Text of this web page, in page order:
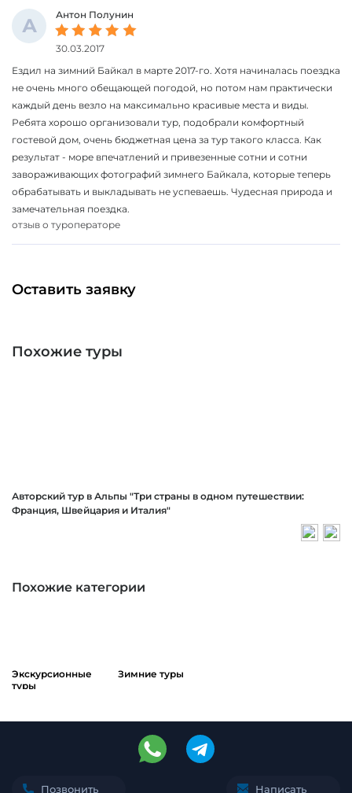
А Антон Полунин
30.03.2017
Ездил на зимний Байкал в марте 2017-го. Хотя начиналась поездка
не очень много обещающей погодой, но потом нам практически
каждый день везло на максимально красивые места и виды.
Ребята хорошо организовали тур, подобрали комфортный
гостевой дом, очень бюджетная цена за тур такого класса. Как
результат - море впечатлений и привезенные сотни и сотни
завораживающих фотографий зимнего Байкала, которые теперь
обрабатывать и выкладывать не успеваешь. Чудесная природа и
замечательная поездка.
отзыв о туроператоре
Оставить заявку
Похожие туры
Авторский тур в Альпы "Три страны в одном путешествии:
Франция, Швейцария и Италия"
Похожие категории
Экскурсионные
туры
Зимние туры
Позвонить Написать